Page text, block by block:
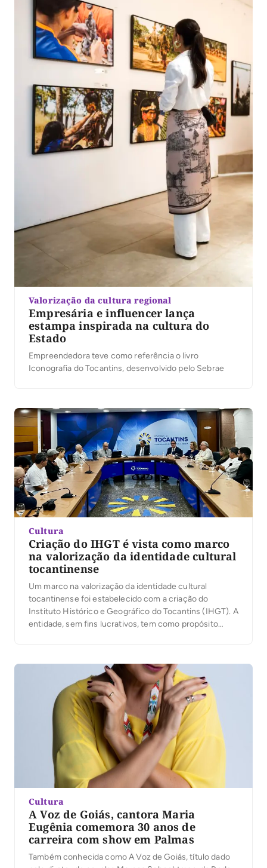
Valorização da cultura regional
Empresária e influencer lança
estampa inspirada na cultura do
Estado
Empreendedora teve como referência o livro
Iconografia do Tocantins, desenvolvido pelo Sebrae
Cultura
Criação do IHGT é vista como marco
na valorização da identidade cultural
tocantinense
Um marco na valorização da identidade cultural
tocantinense foi estabelecido com a criação do
Instituto Histórico e Geográfico do Tocantins (IHGT). A
entidade, sem fins lucrativos, tem como propósito
fortalecer a conexão da sociedade com as riquezas
culturais, especialmente nas comunidades tradicionais.
Cultura
A Voz de Goiás, cantora Maria
Eugênia comemora 30 anos de
carreira com show em Palmas
Também conhecida como A Voz de Goiás, título dado